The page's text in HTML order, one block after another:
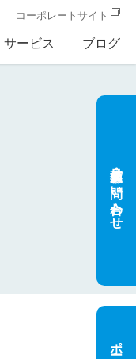
コーポレートサイト
サービス ブログ
見積依頼・お問い合わせ